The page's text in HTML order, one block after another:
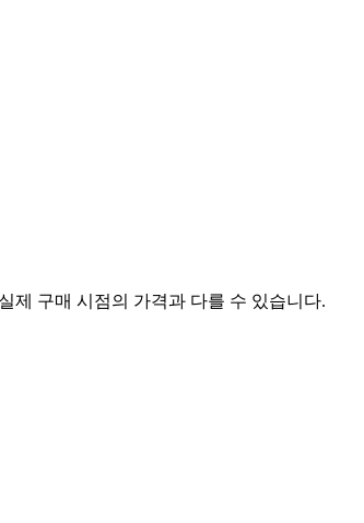
제 구매 시점의 가격과 다를 수 있습니다.